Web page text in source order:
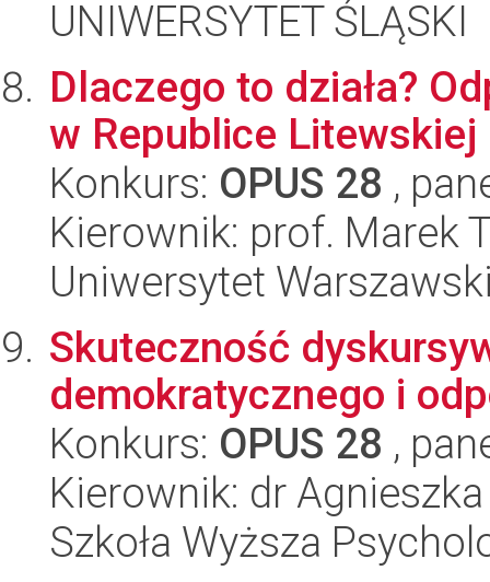
UNIWERSYTET ŚLĄSKI
Dlaczego to działa?
w Republice Litewskiej
Konkurs: OPUS 28 ,
Kierownik: prof. Marek
Uniwersytet
Skuteczność
demokratycznego i
Konkurs: OPUS 28 ,
Kierownik: dr
Szkoła Wyższa